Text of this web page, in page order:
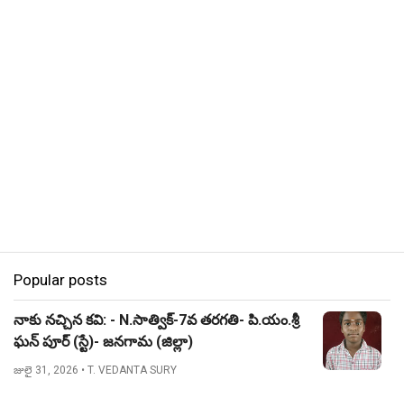
Popular posts
నాకు నచ్చిన కవి: - N.సాత్విక్-7వ తరగతి- పి.యం.శ్రీ
ఘన్ పూర్ (స్టే)- జనగామ (జిల్లా)
జులై 31, 2026 • T. VEDANTA SURY